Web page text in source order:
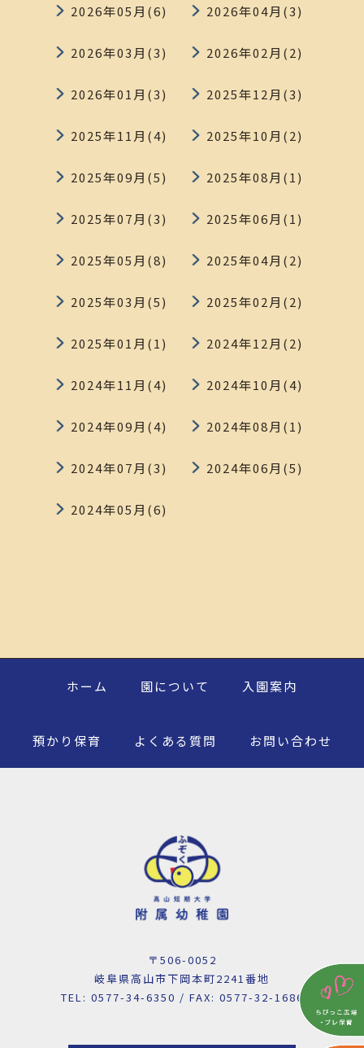
2026年05月(6) 2026年04月(3)
2026年03月(3) 2026年02月(2)
2026年01月(3) 2025年12月(3)
2025年11月(4) 2025年10月(2)
2025年09月(5) 2025年08月(1)
2025年07月(3) 2025年06月(1)
2025年05月(8) 2025年04月(2)
2025年03月(5) 2025年02月(2)
2025年01月(1) 2024年12月(2)
2024年11月(4) 2024年10月(4)
2024年09月(4) 2024年08月(1)
2024年07月(3) 2024年06月(5)
2024年05月(6)
ホーム 園について 入園案内
預かり保育 よくある質問 お問い合わせ
〒506-0052
岐阜県高山市下岡本町2241番地
TEL: 0577-34-6350 / FAX: 0577-32-1686